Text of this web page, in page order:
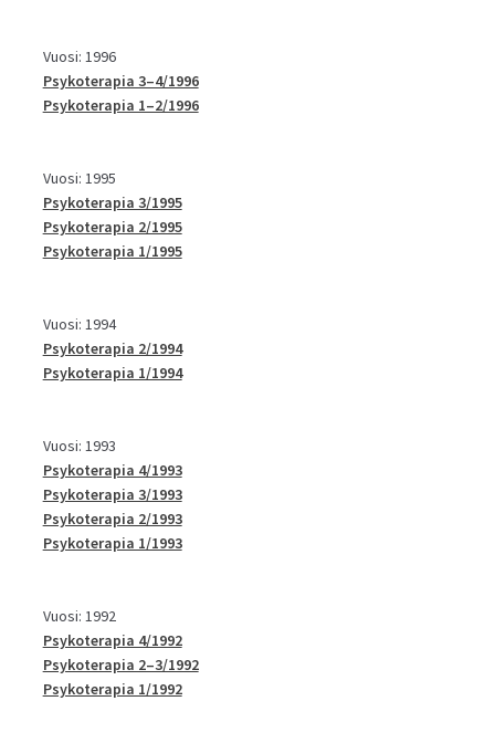
Vuosi: 1996
Psykoterapia 3–4/1996
Psykoterapia 1–2/1996
Vuosi: 1995
Psykoterapia 3/1995
Psykoterapia 2/1995
Psykoterapia 1/1995
Vuosi: 1994
Psykoterapia 2/1994
Psykoterapia 1/1994
Vuosi: 1993
Psykoterapia 4/1993
Psykoterapia 3/1993
Psykoterapia 2/1993
Psykoterapia 1/1993
Vuosi: 1992
Psykoterapia 4/1992
Psykoterapia 2–3/1992
Psykoterapia 1/1992